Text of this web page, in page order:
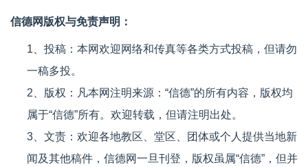
信德网版权与免责声明：
1、投稿：本网欢迎网络和传真等各类方式投稿，但请勿
一稿多投。
2、版权：凡本网注明来源：“信德”的所有内容，版权均
属于“信德”所有。欢迎转载，但请注明出处。
3、文责：欢迎各地教区、堂区、团体或个人提供当地新
闻及其他稿件，信德网一旦刊登，版权虽属“信德”，但并